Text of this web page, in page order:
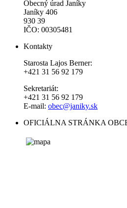
Obecný úrad Janíky
Janíky 406
930 39
IČO: 00305481
Kontakty
Starosta Lajos Berner:
+421 31 56 92 179
Sekretariát:
+421 31 56 92 179
E-mail: obec@janiky.sk
OFICIÁLNA STRÁNKA